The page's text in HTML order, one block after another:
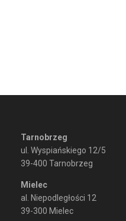
Tarnobrzeg
ul. Wyspiańskiego 12/5
39-400 Tarnobrzeg
Mielec
al. Niepodległości 12
39-300 Mielec